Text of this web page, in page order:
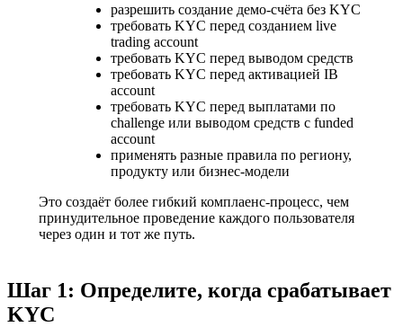
разрешить создание демо-счёта без KYC
требовать KYC перед созданием live
trading account
требовать KYC перед выводом средств
требовать KYC перед активацией IB
account
требовать KYC перед выплатами по
challenge или выводом средств с funded
account
применять разные правила по региону,
продукту или бизнес-модели
Это создаёт более гибкий комплаенс-процесс, чем
принудительное проведение каждого пользователя
через один и тот же путь.
Шаг 1: Определите, когда срабатывает
KYC